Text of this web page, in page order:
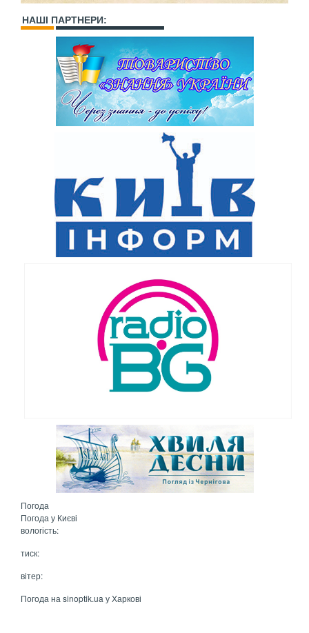
НАШІ ПАРТНЕРИ:
Погода
Погода у Києві
вологість:
тиск:
вітер:
Погода на sinoptik.ua у Харкові